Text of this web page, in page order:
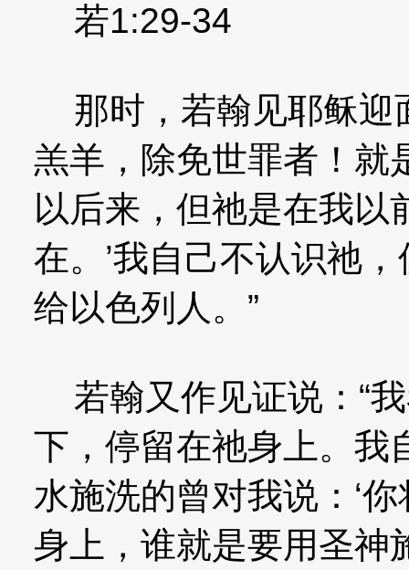
若1:29-34
那时，若翰见耶稣迎
羔羊，除免世罪者！就
以后来，但祂是在我以
在。’我自己不认识祂
给以色列人。”
若翰又作见证说：“
下，停留在祂身上。我
水施洗的曾对我说：‘
身上，谁就是要用圣神